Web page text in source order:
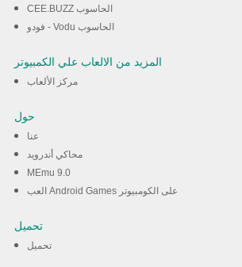
CEE.BUZZ الحاسوب
فودو - Vodu الحاسوب
المزيد من الالعاب علي الكمبيوتر
مركز الألعاب
حول
عنا
محاكي أندرويد
MEmu 9.0
العب Android Games على الكومبيوتر
تحميل
تحميل